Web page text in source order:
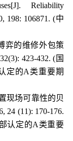
Reliability
198: 106871. (中
弈的维修外包策
423-432. ( 国
定的A 类重要期
现场可靠性的贝
24 (11): 170-176.
认定的A 类重要